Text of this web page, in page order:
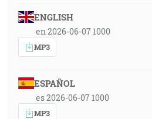
ENGLISH
en 2026-06-07 1000
MP3
ESPAÑOL
es 2026-06-07 1000
MP3